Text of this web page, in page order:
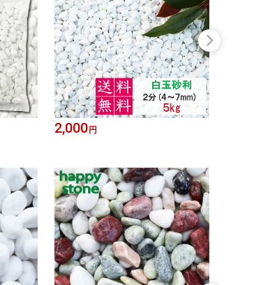
2,000 円